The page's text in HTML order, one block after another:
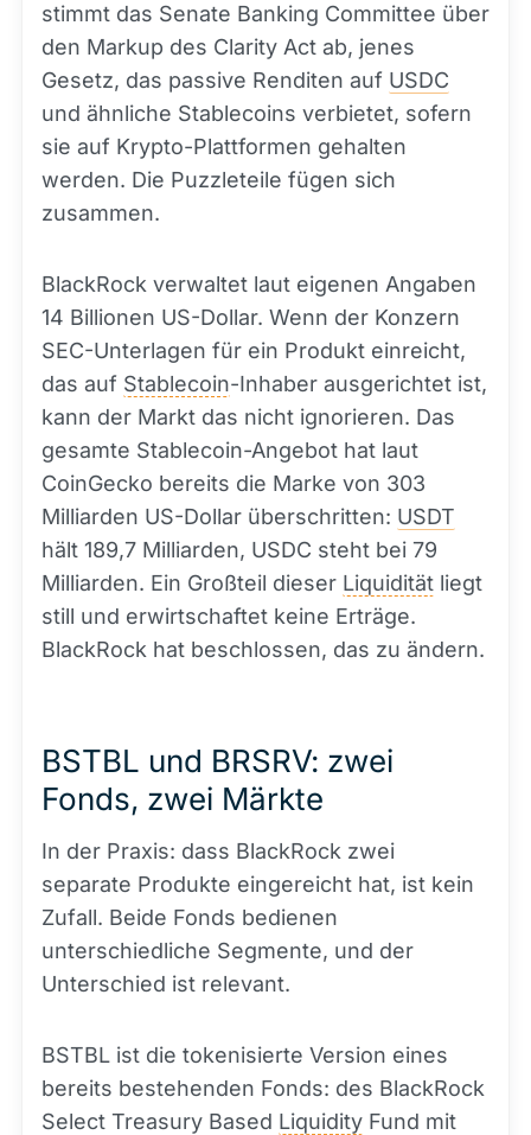
stimmt das Senate Banking Committee über
den Markup des Clarity Act ab, jenes
Gesetz, das passive Renditen auf USDC
und ähnliche Stablecoins verbietet, sofern
sie auf Krypto-Plattformen gehalten
werden. Die Puzzleteile fügen sich
zusammen.
BlackRock verwaltet laut eigenen Angaben
14 Billionen US-Dollar. Wenn der Konzern
SEC-Unterlagen für ein Produkt einreicht,
das auf Stablecoin-Inhaber ausgerichtet ist,
kann der Markt das nicht ignorieren. Das
gesamte Stablecoin-Angebot hat laut
CoinGecko bereits die Marke von 303
Milliarden US-Dollar überschritten: USDT
hält 189,7 Milliarden, USDC steht bei 79
Milliarden. Ein Großteil dieser Liquidität liegt
still und erwirtschaftet keine Erträge.
BlackRock hat beschlossen, das zu ändern.
BSTBL und BRSRV: zwei
Fonds, zwei Märkte
In der Praxis: dass BlackRock zwei
separate Produkte eingereicht hat, ist kein
Zufall. Beide Fonds bedienen
unterschiedliche Segmente, und der
Unterschied ist relevant.
BSTBL ist die tokenisierte Version eines
bereits bestehenden Fonds: des BlackRock
Select Treasury Based Liquidity Fund mit